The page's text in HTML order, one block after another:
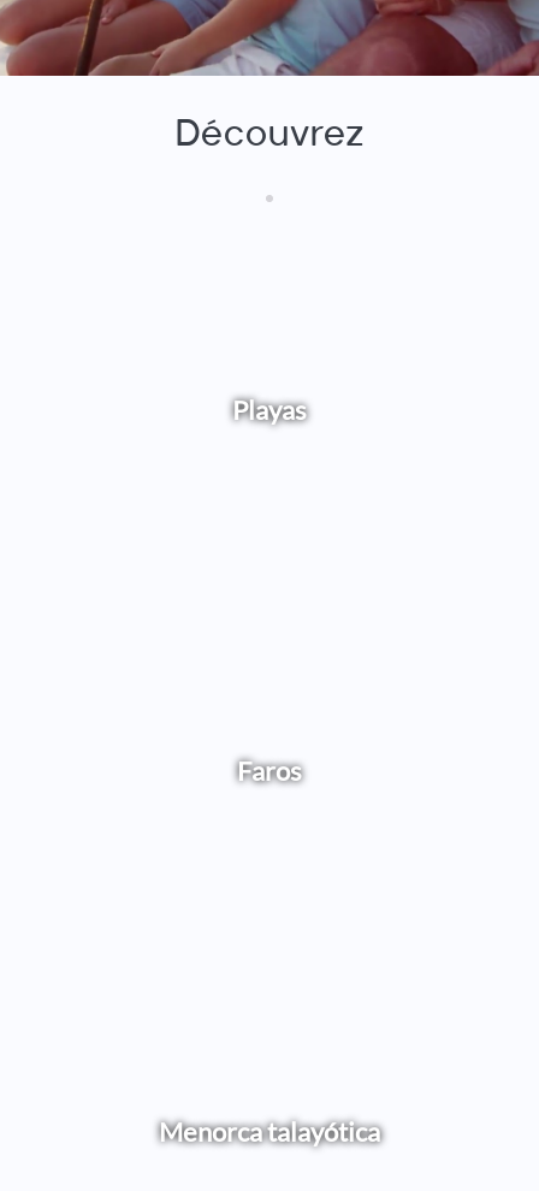
Découvrez
Playas
Faros
Menorca talayótica